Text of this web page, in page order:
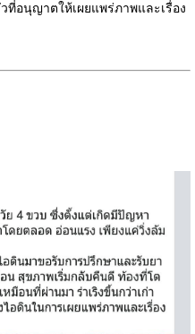
นุญาตให้เผยแพร่ภาพและเรื่อง